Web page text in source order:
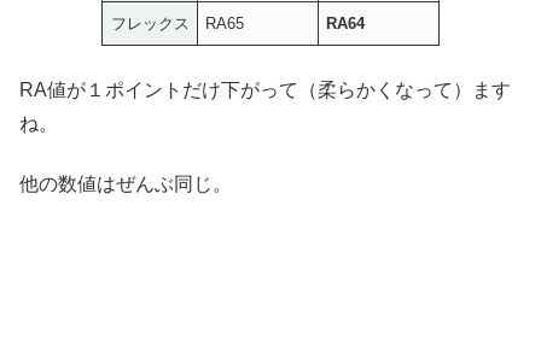
フレックス RA65 RA64
RA値が１ポイントだけ下がって（柔らかくなって）ます
ね。
他の数値はぜんぶ同じ。